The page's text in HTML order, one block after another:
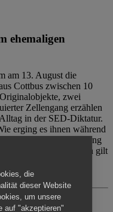
ehemaligen
am 13. August die
Cottbus zwischen 10
zwei
Zellengang erzählen
in der SED-Diktatur.
erging es ihnen während
ohne Betreuung
Für Begleitpersonen gilt
die
dieser Website
um unsere
auf "akzeptieren"